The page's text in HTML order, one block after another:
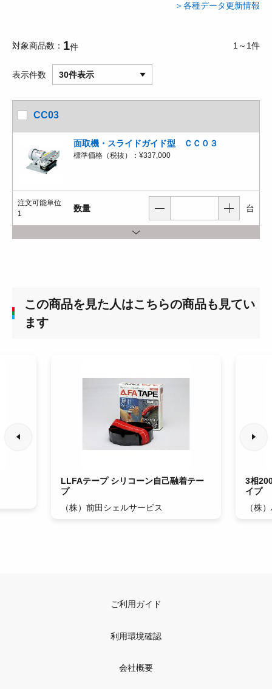
＞各種データ更新情報
対象商品数 1件 1～1件
表示件数 30件表示
CC03
面取機・スライドガイド型 ＣＣ０３
標準価格（税抜）： ¥337,000
注文可能単位
1
数量 台
この商品を見た人はこちらの商品も見てい
ます
LLFAテープ シリコーン自己融着テー
プ
（株）前田シェルサービス
3相
イプ
（株
ご利用ガイド
利用環境確認
会社概要